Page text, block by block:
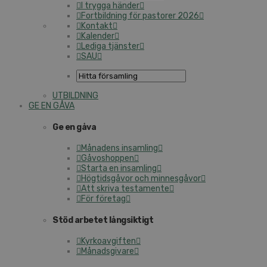
I trygga händer
Fortbildning för pastorer 2026
Kontakt
Kalender
Lediga tjänster
SAU
UTBILDNING
GE EN GÅVA
Ge en gåva
Månadens insamling
Gåvoshoppen
Starta en insamling
Högtidsgåvor och minnesgåvor
Att skriva testamente
För företag
Stöd arbetet långsiktigt
Kyrkoavgiften
Månadsgivare